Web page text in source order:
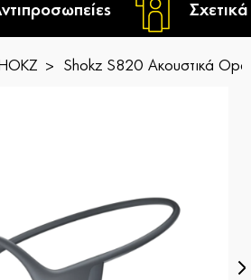
Shokz S820 Ακουστικά